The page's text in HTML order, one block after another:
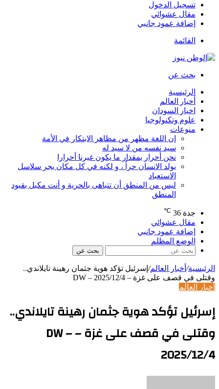
تسجيل الدخول
مقال عشوائي
إضافة عمود جانبي
القائمة
بحث عن
الرئيسية
أخبار العالم
اخبار السودان
علوم وتكنولوجيا
منوعات
إن اللغة مظهر من مظاهر الابتكار في الأمة
سيد نفسه من لا سيد له
نحن أحرار بمقدار ما يكون غيرنا أحرارا
يولد الانسان حراً ، و لكنه في كل مكان يجر سلاسل
الاستعباد
ليس من المنطق أن تتباهى بالحرية و أنت مكبل بقيود
المنطق
جدة 36
℃
مقال عشوائي
إضافة عمود جانبي
الوضع المظلم
بحث عن
الرئيسية/ أخبار العالم/ إسرئيل تؤكد هوية جثمان رهينة تايلاندي..
وقتلى في قصف على غزة – DW – 2025/12/4
أخبار العالم
إسرئيل تؤكد هوية جثمان رهينة تايلاندي..
وقتلى في قصف على غزة – DW –
2025/12/4